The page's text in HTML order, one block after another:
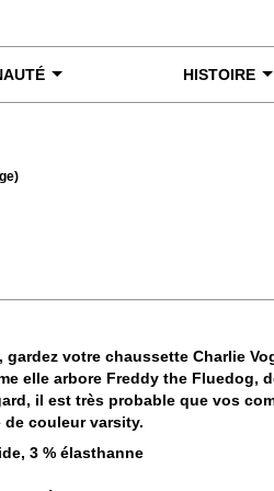
HISTOIRE
votre chaussette Charlie
elle arbore Freddy the Fluedog,
il est très probable que vos
de couleur varsity.
3 % élasthanne